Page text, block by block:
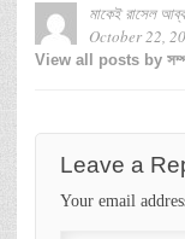
মাকেই রাসেল
October 22,
View all posts by
Leave a
Your email